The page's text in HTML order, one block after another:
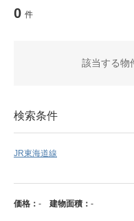
0 件
該当する物
検索条件
JR東海道線
価格： - 建物面積： -